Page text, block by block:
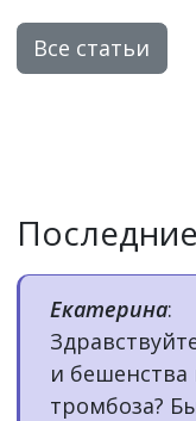
Все статьи
Екатерина:
и бешенства
тромбоза?